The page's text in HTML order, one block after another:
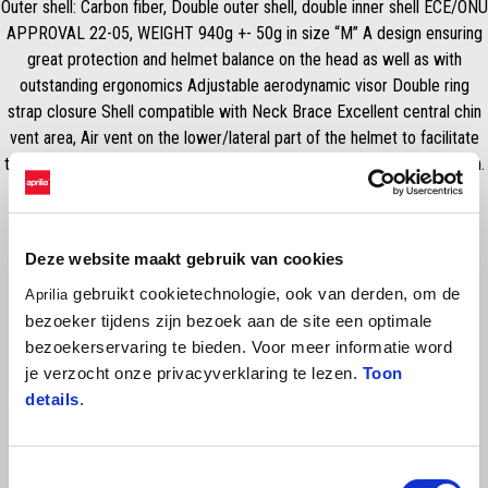
Deze website maakt gebruik van cookies
Aprilia gebruikt cookietechnologie, ook van derden, om de
bezoeker tijdens zijn bezoek aan de site een optimale
bezoekerservaring te bieden. Voor meer informatie word
je verzocht onze privacyverklaring te lezen. Toon
details.
Outer shell: Carbon fiber, Double outer shell, double inner shell ECE/ONU
APPROVAL 22-05, WEIGHT 940g +- 50g in size “M” A design ensuring
great protection and helmet balance on the head as well as with
outstanding ergonomics Adjustable aerodynamic visor Double ring
strap closure Shell compatible with Neck Brace Excellent central chin
vent area, Air vent on the lower/lateral part of the helmet to facilitate
the extraction of hot air / humidity Rear fin for increased air extraction.
Extensive lower and upper ventilation in the nape area Soft touch,
Removable, hypo-allergenic and washable interior Complete Comfort
062 - M 064 - L 066 - XL 068 - XXL 069